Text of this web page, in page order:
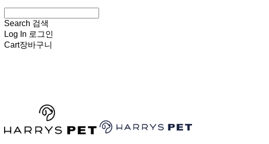
Search 검색
Log In 로그인
Cart장바구니